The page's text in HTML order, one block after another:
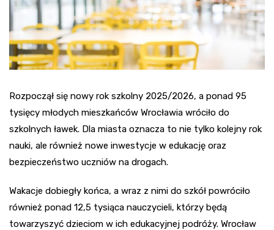
Rozpoczął się nowy rok szkolny 2025/2026, a ponad 95
tysięcy młodych mieszkańców Wrocławia wróciło do
szkolnych ławek. Dla miasta oznacza to nie tylko kolejny rok
nauki, ale również nowe inwestycje w edukację oraz
bezpieczeństwo uczniów na drogach.
Wakacje dobiegły końca, a wraz z nimi do szkół powróciło
również ponad 12,5 tysiąca nauczycieli, którzy będą
towarzyszyć dzieciom w ich edukacyjnej podróży. Wrocław